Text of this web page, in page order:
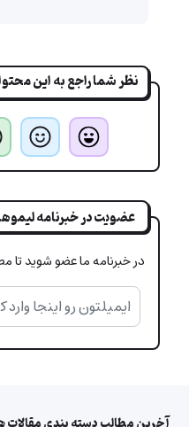
نظر شما راجع به این
عضویت در خبرنامه
در خبرنامه ما عضو شوید تا